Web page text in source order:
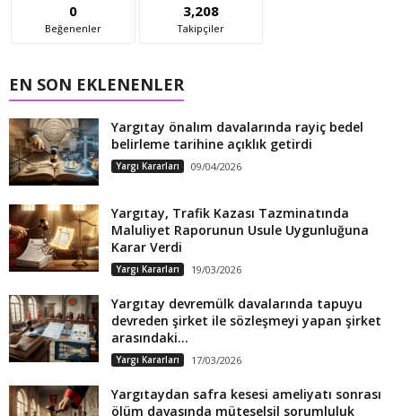
0
Beğenenler
3,208
Takipçiler
EN SON EKLENENLER
Yargıtay önalım davalarında rayiç bedel
belirleme tarihine açıklık getirdi
Yargı Kararları 09/04/2026
Yargıtay, Trafik Kazası Tazminatında
Maluliyet Raporunun Usule Uygunluğuna
Karar Verdi
Yargı Kararları 19/03/2026
Yargıtay devremülk davalarında tapuyu
devreden şirket ile sözleşmeyi yapan şirket
arasındaki...
Yargı Kararları 17/03/2026
Yargıtaydan safra kesesi ameliyatı sonrası
ölüm davasında müteselsil sorumluluk